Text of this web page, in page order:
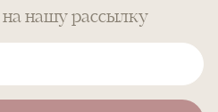
на нашу рассылку